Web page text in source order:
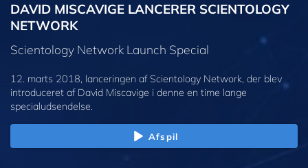
DAVID MISCAVIGE LANCERER SCIENTOLOGY
NETWORK
Scientology Network Launch Special
12. marts 2018, lanceringen af Scientology Network, der blev
introduceret af David Miscavige i denne en time lange
specialudsendelse.
Afspil